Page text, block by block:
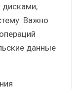
дисками,
Важно
данные